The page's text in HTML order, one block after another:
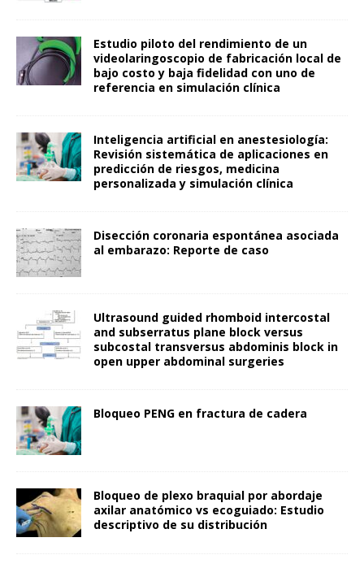
Estudio piloto del rendimiento de un
videolaringoscopio de fabricación local de
bajo costo y baja fidelidad con uno de
referencia en simulación clínica
Inteligencia artificial en anestesiología:
Revisión sistemática de aplicaciones en
predicción de riesgos, medicina
personalizada y simulación clínica
Disección coronaria espontánea asociada
al embarazo: Reporte de caso
Ultrasound guided rhomboid intercostal
and subserratus plane block versus
subcostal transversus abdominis block in
open upper abdominal surgeries
Bloqueo PENG en fractura de cadera
Bloqueo de plexo braquial por abordaje
axilar anatómico vs ecoguiado: Estudio
descriptivo de su distribución